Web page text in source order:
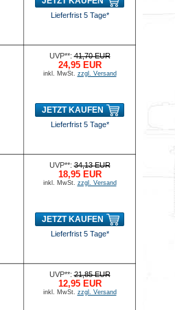
Lieferfrist 5 Tage*
UVP**:41,70 EUR
24,95 EUR
inkl. MwSt. zzgl. Versand
JETZT KAUFEN
Lieferfrist 5 Tage*
UVP**:34,13 EUR
18,95 EUR
inkl. MwSt. zzgl. Versand
JETZT KAUFEN
Lieferfrist 5 Tage*
UVP**:21,85 EUR
12,95 EUR
inkl. MwSt. zzgl. Versand